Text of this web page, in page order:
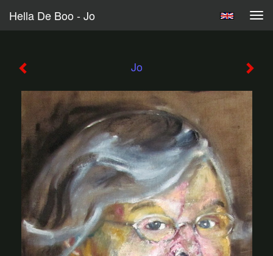
Hella De Boo - Jo
Jo